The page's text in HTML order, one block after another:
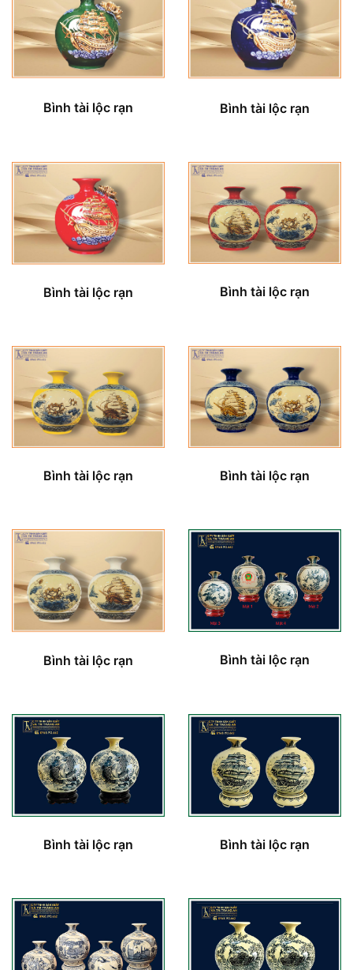
Bình tài lộc rạn Bình tài lộc rạn
Bình tài lộc rạn Bình tài lộc rạn
Bình tài lộc rạn Bình tài lộc rạn
Bình tài lộc rạn Bình tài lộc rạn
Bình tài lộc rạn Bình tài lộc rạn